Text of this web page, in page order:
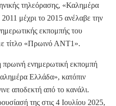
τηλεόρασης, «Καλημέρα
μέχρι το 2015 ανέλαβε την
εκπομπής του
τίτλο «Πρωινό ΑΝΤ1».
πρωινή ενημερωτική εκπομπή
Ελλάδα», κατόπιν
αποδεκτή από το κανάλι.
της στις 4 Ιουλίου 2025,